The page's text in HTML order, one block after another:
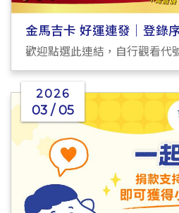
金馬吉卡 好運連發｜登錄
歡迎點選此連結，自行觀看代
2026
03 / 05